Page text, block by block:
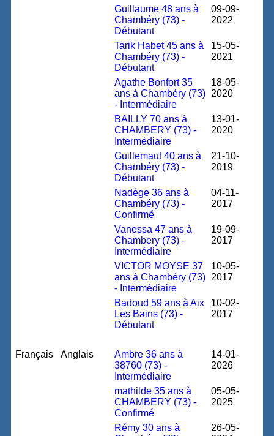
Guillaume 48 ans à
Chambéry (73) -
Débutant
09-09-
2022
Tarik Habet 45 ans à
Chambéry (73) -
Débutant
15-05-
2021
Agathe Bonfort 35
ans à Chambéry (73)
- Intermédiaire
18-05-
2020
BAILLY 70 ans à
CHAMBERY (73) -
Intermédiaire
13-01-
2020
Guillemaut 40 ans à
Chambéry (73) -
Débutant
21-10-
2019
Nadège 36 ans à
Chambéry (73) -
Confirmé
04-11-
2017
Vanessa 47 ans à
Chambery (73) -
Intermédiaire
19-09-
2017
VICTOR MOYSE 37
ans à Chambéry (73)
- Intermédiaire
10-05-
2017
Badoud 59 ans à Aix
Les Bains (73) -
Débutant
10-02-
2017
Français Anglais
Ambre 36 ans à
38760 (73) -
Intermédiaire
14-01-
2026
mathilde 35 ans à
CHAMBERY (73) -
Confirmé
05-05-
2025
Rémy 30 ans à
26-05-